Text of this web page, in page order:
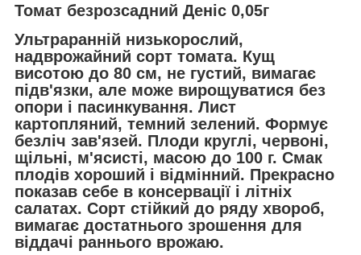
Томат безрозсадний Деніс 0,05г
Ультраранній низькорослий,
надврожайний сорт томата. Кущ
висотою до 80 см, не густий, вимагає
підв'язки, але може вирощуватися без
опори і пасинкування. Лист
картопляний, темний зелений. Формує
безліч зав'язей. Плоди круглі, червоні,
щільні, м'ясисті, масою до 100 г. Смак
плодів хороший і відмінний. Прекрасно
показав себе в консервації і літніх
салатах. Сорт стійкий до ряду хвороб,
вимагає достатнього зрошення для
віддачі раннього врожаю.